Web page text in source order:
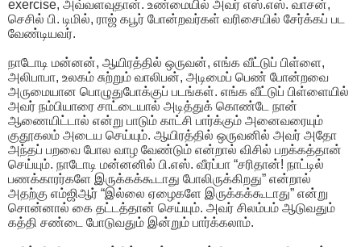
exercise, அவ்வளவுதான். உண்மையில் அவர் எஸ்.எஸ். வாசன்,
செசில் பி. டிமில், ராஜ் கபூர் போன்றவர்கள் வரிசையில் சேர்க்கப் பட
வேண்டியவர்.
நாடோடி மன்னன், ஆயிரத்தில் ஒருவன், எங்க வீட்டுப் பிள்ளை,
அலிபாபா, உலகம் சுற்றும் வாலிபன், அடிமைப் பெண் போன்றவை
அருமையான பொழுதுபோக்குப் படங்கள். எங்க வீட்டுப் பிள்ளையில்
அவர் நம்பியாரை சாட்டையால் அடித்துக் கொண்டே நான்
ஆணையிட்டால் என்று பாடும் காட்சி பார்க்கும் அனைவரையும்
குதூகலம் அடைய செய்யும். ஆயிரத்தில் ஒருவனில் அவர் அதோ
அந்தப் பறவை போல வாழ வேண்டும் என்றால் விசில் பறக்கத்தான்
செய்யும். நாடோடி மன்னனில் பி.எஸ். வீரப்பா “சரிதான்! நாட்டில்
பணக்காரர்களே இருக்கக்கூடாது போலிருக்கிறது” என்றால்
அதற்கு எம்ஜிஆர் “இல்லை ஏழைகளே இருக்கக்கூடாது” என்று
சொன்னால் கை தட்டத்தான் செய்யும். அவர் சிலம்பம் ஆடுவதும்
கத்தி சண்டை போடுவதும் இன்றும் பார்க்கலாம்.